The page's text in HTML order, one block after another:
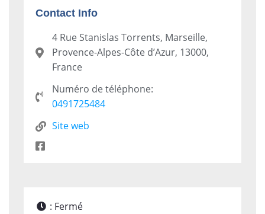
Contact Info
4 Rue Stanislas Torrents, Marseille,
Provence-Alpes-Côte d’Azur, 13000,
France
Numéro de téléphone:
0491725484
Site web
: Fermé